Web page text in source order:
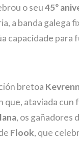
o seu45º
a banda galega
capacidade
bretoa
que, ataviada cun
, os gañadores
Flook, que